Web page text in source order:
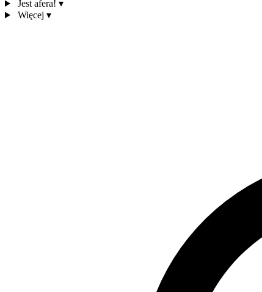
Jest afera! ▾
Więcej ▾